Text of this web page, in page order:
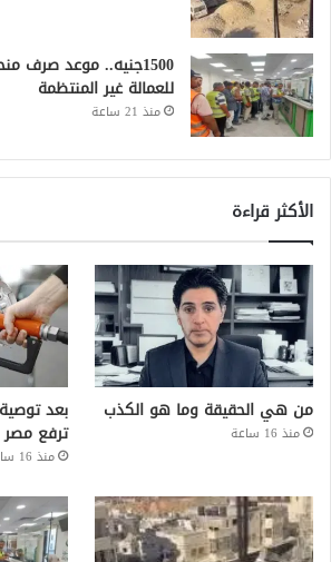
للعمالة غير المنتظمة
منذ 21 ساعة
الأكثر قراءة
من هي الحقيقة وما هو الكذب
منذ 16 ساعة
بعد
ترفع مصر
منذ 16 ساعة